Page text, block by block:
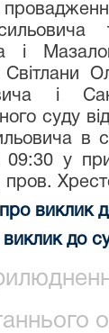
і
Світлани
і
суду
в
у
пров.
виклик
виклик до